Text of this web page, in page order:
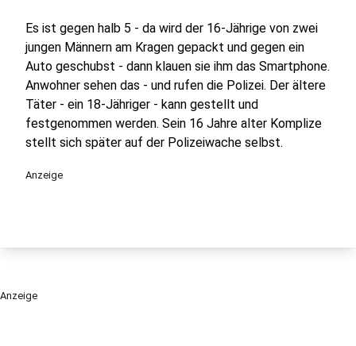
Es ist gegen halb 5 - da wird der 16-Jährige von zwei
jungen Männern am Kragen gepackt und gegen ein
Auto geschubst - dann klauen sie ihm das Smartphone.
Anwohner sehen das - und rufen die Polizei. Der ältere
Täter - ein 18-Jähriger - kann gestellt und
festgenommen werden. Sein 16 Jahre alter Komplize
stellt sich später auf der Polizeiwache selbst.
Anzeige
Anzeige